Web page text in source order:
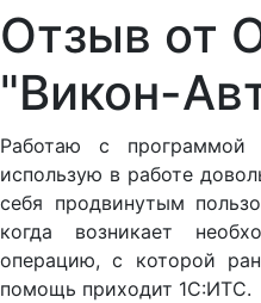
Отзыв от
"Викон-
Работаю с
использую в работе
себя продвинутым
когда возникает
операцию, с которой
помощь приходит 1С:ИТС.